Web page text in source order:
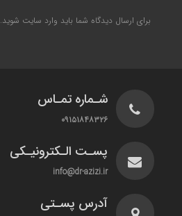
برای ارسال دیدگاه شما باید وارد سایت شوید.
شـماره تمـاس
۰۹۱۵۱۸۴۸۳۲۶
پسـت الـکترونیـکی
info@dr-azizi.ir
آدرس پسـتی